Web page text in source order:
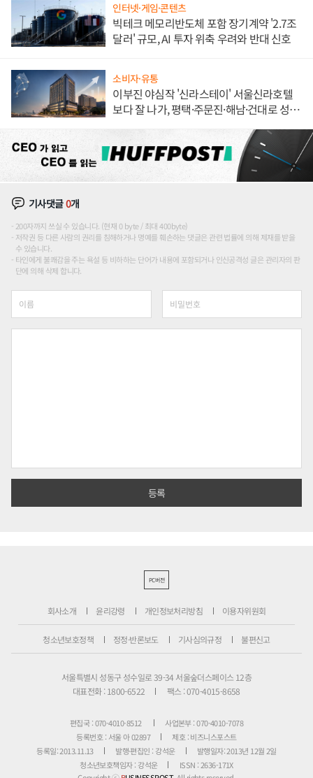
인터넷·게임·콘텐츠
빅테크 메모리반도체 포함 장기계약 '2.7조
달러' 규모, AI 투자 위축 우려와 반대 신호
소비자·유통
이부진 야심작 '신라스테이' 서울신라호텔
보다 잘 나가, 평택·주문진·해남·건대로 성
기사댓글0개
200자까지 쓰실 수 있습니다. (현재 0 byte / 최대 400byte)
저작권 등 다른 사람의 권리를 침해하거나 명예를 훼손하는 댓글은 관련 법률에 의해 제재를 받을
수 있습니다.
타인에게 불쾌감을 주는 욕설 등 비하하는 단어가 내용에 포함되거나 인신공격성 글은 관리자의 판
단에 의해 삭제 합니다.
PC버전
회사소개 윤리강령 개인정보처리방침 이용자위원회
청소년보호정책 정정·반론보도 기사심의규정 불편신고
서울특별시 성동구 성수일로 39-34 서울숲더스페이스 12층
대표전화 : 1800-6522
팩스 : 070-4015-8658
편집국 : 070-4010-8512
사업본부 : 070-4010-7078
등록번호 : 서울 아 02897
제호 : 비즈니스포스트
등록일: 2013.11.13
발행·편집인 : 강석운
발행일자: 2013년 12월 2일
청소년보호책임자 : 강석운
ISSN : 2636-171X